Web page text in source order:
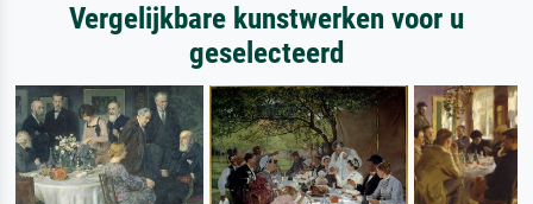
Vergelijkbare kunstwerken voor u
geselecteerd